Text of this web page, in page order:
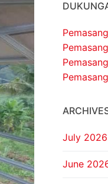
July 2026
June